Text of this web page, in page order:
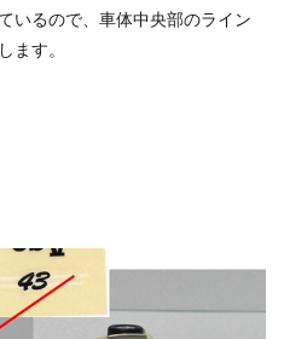
いるので、車体中央部のライン
ます。